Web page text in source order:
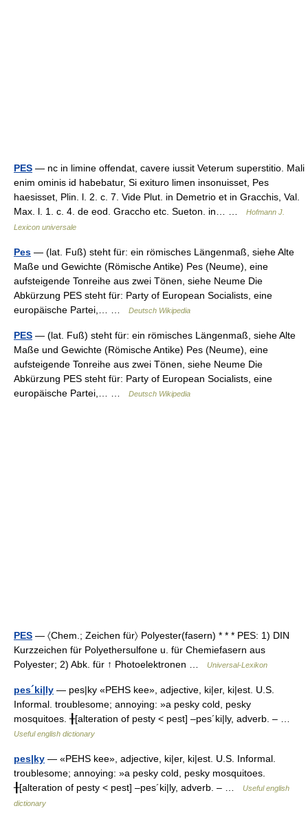
PES — nc in limine offendat, cavere iussit Veterum superstitio. Mali
enim ominis id habebatur, Si exituro limen insonuisset, Pes
haesisset, Plin. l. 2. c. 7. Vide Plut. in Demetrio et in Gracchis, Val.
Max. l. 1. c. 4. de eod. Graccho etc. Sueton. in… …
Hofmann J.
Lexicon universale
Pes — (lat. Fuß) steht für: ein römisches Längenmaß, siehe Alte
Maße und Gewichte (Römische Antike) Pes (Neume), eine
aufsteigende Tonreihe aus zwei Tönen, siehe Neume Die
Abkürzung PES steht für: Party of European Socialists, eine
europäische Partei,… …
Deutsch Wikipedia
PES — (lat. Fuß) steht für: ein römisches Längenmaß, siehe Alte
Maße und Gewichte (Römische Antike) Pes (Neume), eine
aufsteigende Tonreihe aus zwei Tönen, siehe Neume Die
Abkürzung PES steht für: Party of European Socialists, eine
europäische Partei,… …
Deutsch Wikipedia
PES — 〈Chem.; Zeichen für〉 Polyester(fasern) * * * PES: 1) DIN
Kurzzeichen für Polyethersulfone u. für Chemiefasern aus
Polyester; 2) Abk. für ↑ Photoelektronen …
Universal-Lexikon
pes´ki|ly — pes|ky «PEHS kee», adjective, ki|er, ki|est. U.S.
Informal. troublesome; annoying: »a pesky cold, pesky
mosquitoes. ╂[alteration of pesty < pest] –pes´ki|ly, adverb. – …
Useful english dictionary
pes|ky — «PEHS kee», adjective, ki|er, ki|est. U.S. Informal.
troublesome; annoying: »a pesky cold, pesky mosquitoes.
╂[alteration of pesty < pest] –pes´ki|ly, adverb. – …
Useful english
dictionary